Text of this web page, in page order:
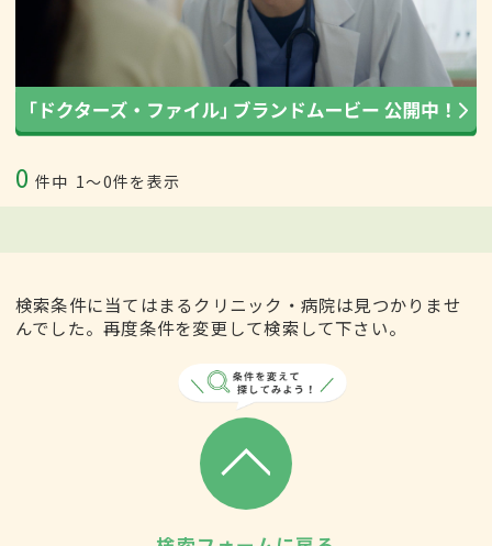
0 件中 1〜0件を表示
検索条件に当てはまるクリニック・病院は見つかりませ
んでした。再度条件を変更して検索して下さい。